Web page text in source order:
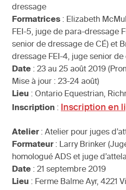
dressage
Formatrices : Elizabeth
FEI-5, juge de para-dressage
senior de dressage de CÉ) et
dressage FEI-4, juge senior de
Date : 23 au 25 août 2019
Mise à jour : 23-24 août)
Lieu : Ontario Equestrian,
Inscription : Inscription en
Atelier: Atelier pour juges
Formateur: Larry Brinker
homologué ADS et juge
Date : 21 septembre 2019
Lieu : Ferme Balme Ayr, 4221